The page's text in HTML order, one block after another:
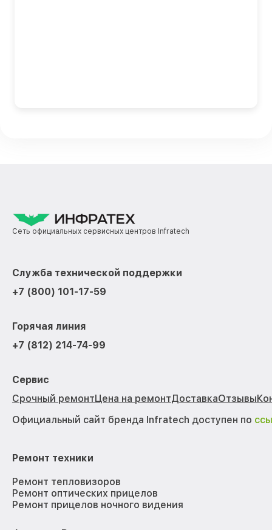
Сеть официальных сервисных центров Infratech
Служба технической поддержки
+7 (800) 101-17-59
Горячая линия
+7 (812) 214-74-99
Сервис
Срочный ремонтЦена на ремонтДоставкаОтзывы
Официальный сайт бренда Infratech доступен по
Ремонт техники
Ремонт тепловизоров
Ремонт оптических прицелов
Ремонт прицелов ночного видения